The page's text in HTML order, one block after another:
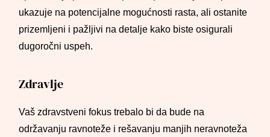
ukazuje na potencijalne mogućnosti rasta, ali ostanite
prizemljeni i pažljivi na detalje kako biste osigurali
dugoročni uspeh.
Zdravlje
Vaš zdravstveni fokus trebalo bi da bude na
održavanju ravnoteže i rešavanju manjih neravnoteža